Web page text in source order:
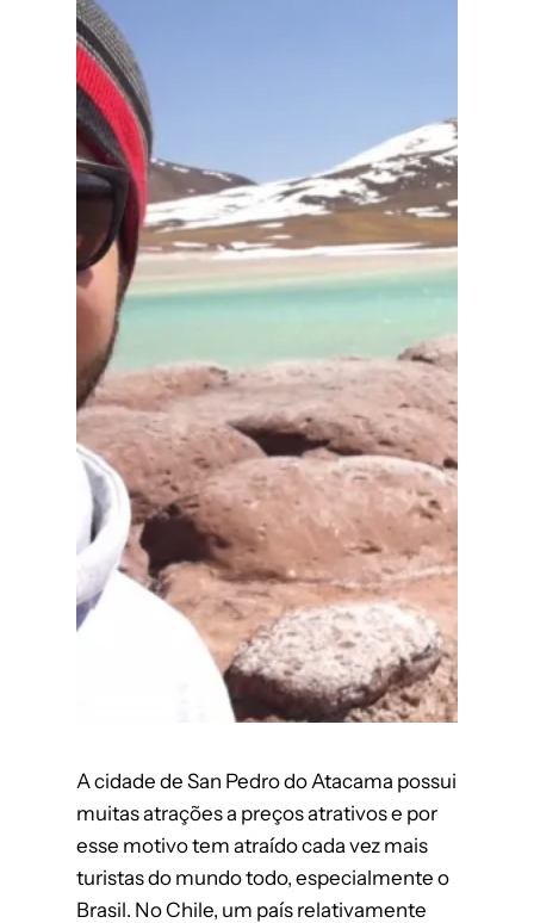
A cidade de San Pedro do Atacama possui
muitas atrações a preços atrativos e por
esse motivo tem atraído cada vez mais
turistas do mundo todo, especialmente o
Brasil. No Chile, um país relativamente